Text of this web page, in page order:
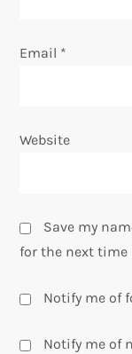
Email *
Website
Save my
for the next time
Notify me of
Notify me of